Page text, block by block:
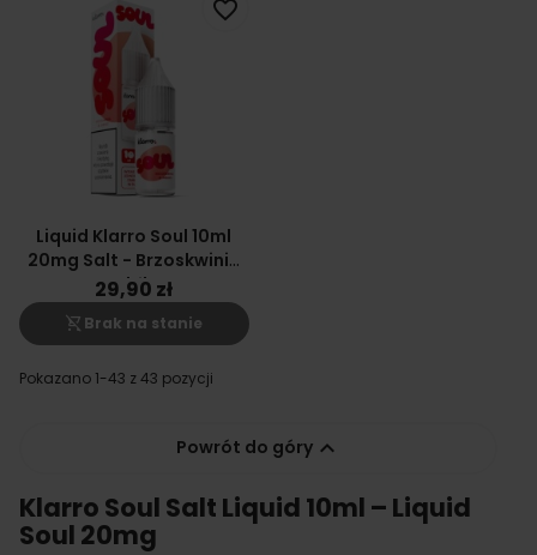
Liquid Klarro Soul 10ml
20mg Salt - Brzoskwinia
Jabłko
29,90 zł
shopping_cart_off Brak na stanie
favorite_border
Pokazano 1-43 z 43 pozycji
Powrót do góry
Klarro Soul Salt Liquid 10ml – Liquid
Soul 20mg